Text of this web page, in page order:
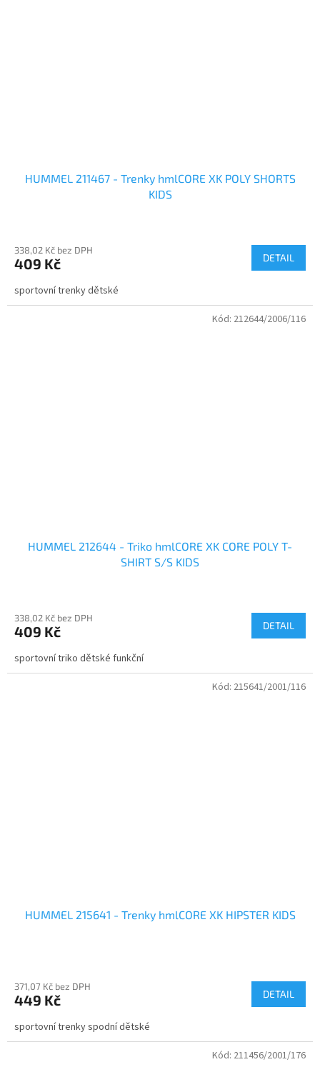
HUMMEL 211467 - Trenky hmlCORE XK POLY SHORTS
KIDS
338,02 Kč bez DPH
409 Kč DETAIL
sportovní trenky dětské
HUMMEL 212644 - Triko hmlCORE XK CORE POLY T-
SHIRT S/S KIDS
338,02 Kč bez DPH
409 Kč DETAIL
sportovní triko dětské funkční
Kód: 212644/2006/116
HUMMEL 215641 - Trenky hmlCORE XK HIPSTER KIDS
371,07 Kč bez DPH
449 Kč DETAIL
sportovní trenky spodní dětské
Kód: 215641/2001/116
Kód: 211456/2001/176